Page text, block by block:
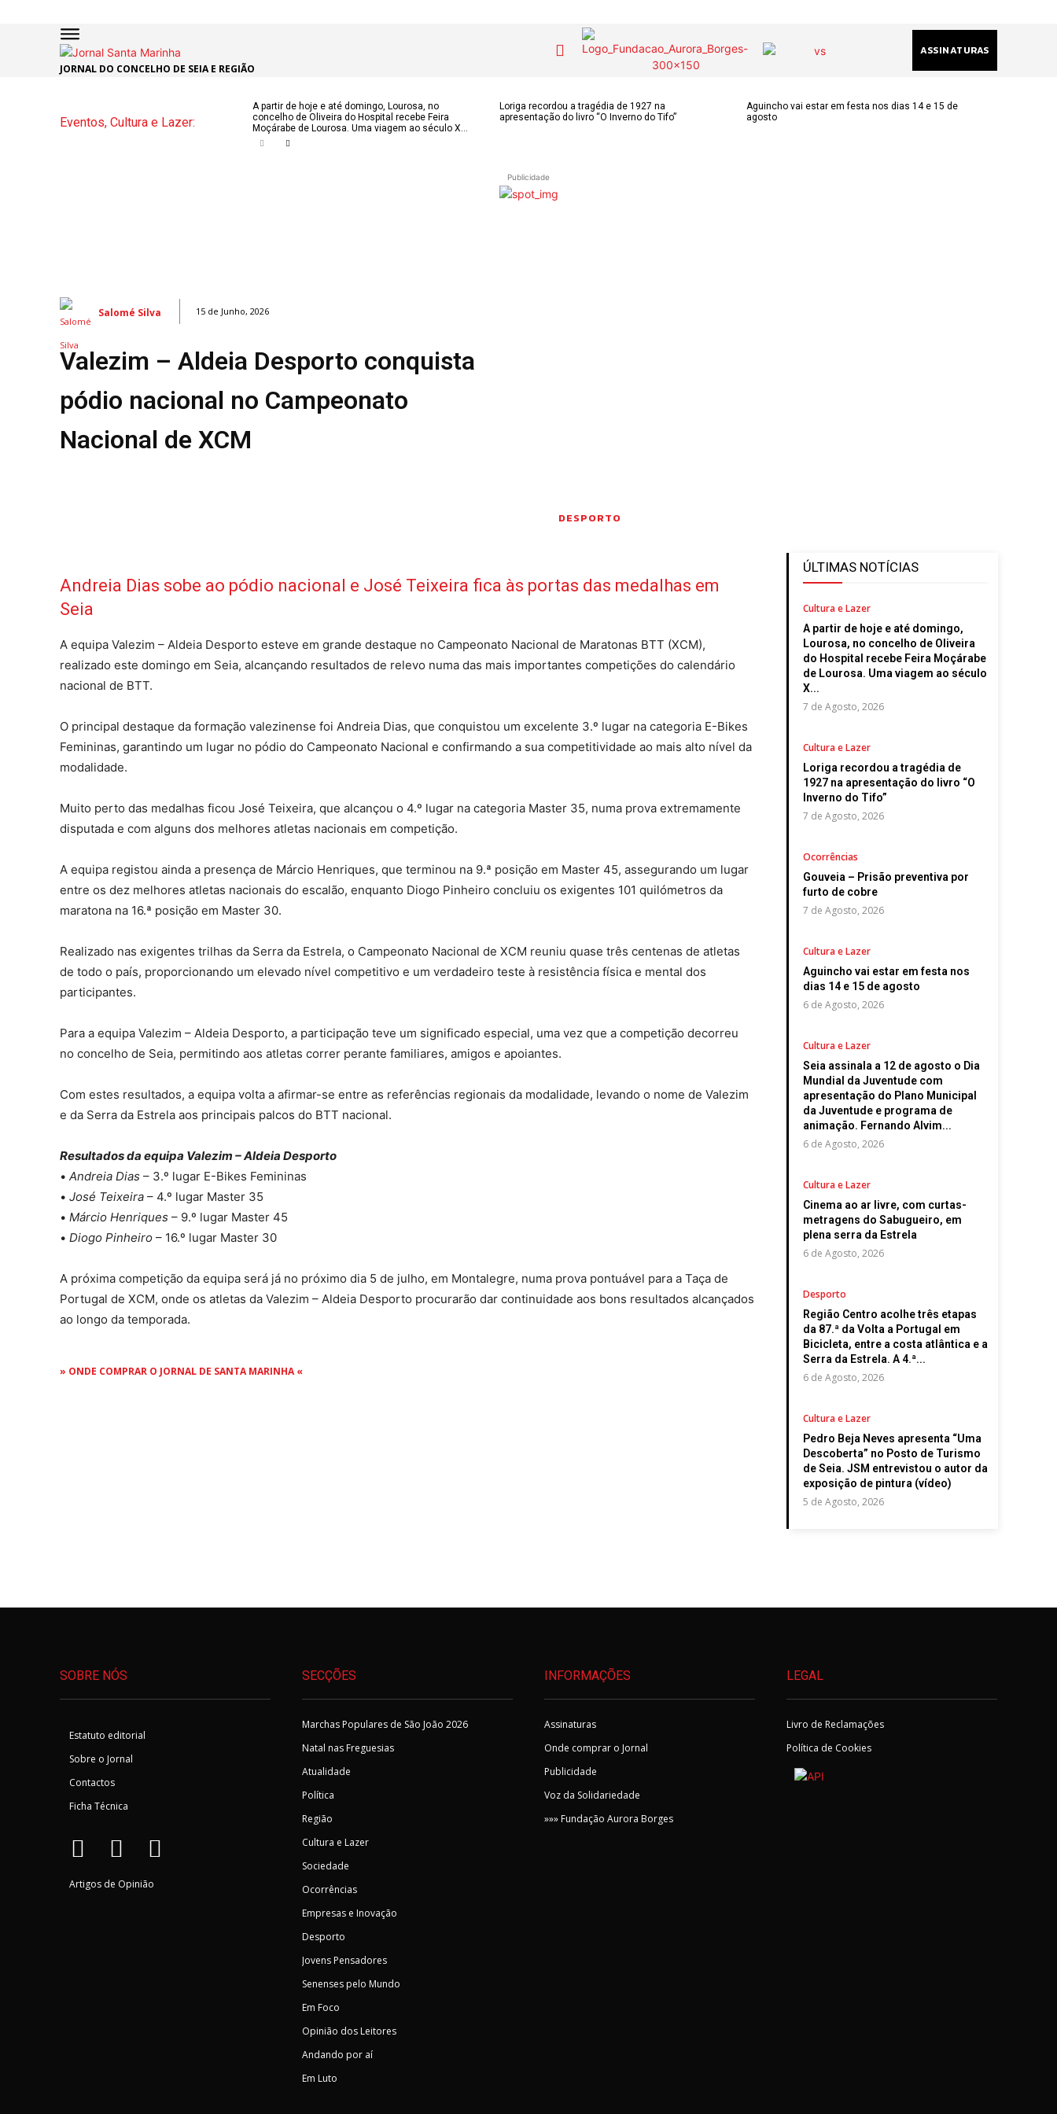
ÚLTIMAS
NOTÍCIAS
POLÍTICA
CULTURA E LAZER
OPINIÃO DOS LEITORES
EM LUTO
COLUNISTAS do
Assinaturas
Contactos
JORNAL DO CONCELHO DE SEIA E REGIÃO
ASSINATURAS
Eventos, Cultura e Lazer:
A partir de hoje e até domingo, Lourosa, no
concelho de Oliveira do Hospital recebe Feira
Moçárabe de Lourosa. Uma viagem ao século X...
Loriga recordou a tragédia de 1927 na
apresentação do livro “O Inverno do Tifo”
Aguincho vai estar em festa nos dias 14 e 15 de
agosto
Publicidade
Salomé Silva 15 de Junho, 2026
Valezim – Aldeia Desporto conquista
pódio nacional no Campeonato
Nacional de XCM
DESPORTO
Andreia Dias sobe ao pódio nacional e José Teixeira fica às portas das medalhas em
Seia
A equipa Valezim – Aldeia Desporto esteve em grande destaque no Campeonato Nacional de Maratonas BTT (XCM),
realizado este domingo em Seia, alcançando resultados de relevo numa das mais importantes competições do calendário
nacional de BTT.
O principal destaque da formação valezinense foi Andreia Dias, que conquistou um excelente 3.º lugar na categoria E-Bikes
Femininas, garantindo um lugar no pódio do Campeonato Nacional e confirmando a sua competitividade ao mais alto nível da
modalidade.
Muito perto das medalhas ficou José Teixeira, que alcançou o 4.º lugar na categoria Master 35, numa prova extremamente
disputada e com alguns dos melhores atletas nacionais em competição.
A equipa registou ainda a presença de Márcio Henriques, que terminou na 9.ª posição em Master 45, assegurando um lugar
entre os dez melhores atletas nacionais do escalão, enquanto Diogo Pinheiro concluiu os exigentes 101 quilómetros da
maratona na 16.ª posição em Master 30.
Realizado nas exigentes trilhas da Serra da Estrela, o Campeonato Nacional de XCM reuniu quase três centenas de atletas
de todo o país, proporcionando um elevado nível competitivo e um verdadeiro teste à resistência física e mental dos
participantes.
Para a equipa Valezim – Aldeia Desporto, a participação teve um significado especial, uma vez que a competição decorreu
no concelho de Seia, permitindo aos atletas correr perante familiares, amigos e apoiantes.
Com estes resultados, a equipa volta a afirmar-se entre as referências regionais da modalidade, levando o nome de Valezim
e da Serra da Estrela aos principais palcos do BTT nacional.
Resultados da equipa Valezim – Aldeia Desporto
• Andreia Dias – 3.º lugar E-Bikes Femininas
• José Teixeira – 4.º lugar Master 35
• Márcio Henriques – 9.º lugar Master 45
• Diogo Pinheiro – 16.º lugar Master 30
A próxima competição da equipa será já no próximo dia 5 de julho, em Montalegre, numa prova pontuável para a Taça de
Portugal de XCM, onde os atletas da Valezim – Aldeia Desporto procurarão dar continuidade aos bons resultados alcançados
ao longo da temporada.
» ONDE COMPRAR O JORNAL DE SANTA MARINHA «
ÚLTIMAS NOTÍCIAS
Cultura e Lazer
A partir de hoje e até domingo,
Lourosa, no concelho de Oliveira
do Hospital recebe Feira Moçárabe
de Lourosa. Uma viagem ao século
X...
7 de Agosto, 2026
Cultura e Lazer
Loriga recordou a tragédia de
1927 na apresentação do livro “O
Inverno do Tifo”
7 de Agosto, 2026
Ocorrências
Gouveia – Prisão preventiva por
furto de cobre
7 de Agosto, 2026
Cultura e Lazer
Aguincho vai estar em festa nos
dias 14 e 15 de agosto
6 de Agosto, 2026
Cultura e Lazer
Seia assinala a 12 de agosto o Dia
Mundial da Juventude com
apresentação do Plano Municipal
da Juventude e programa de
animação. Fernando Alvim...
6 de Agosto, 2026
Cultura e Lazer
Cinema ao ar livre, com curtas-
metragens do Sabugueiro, em
plena serra da Estrela
6 de Agosto, 2026
Desporto
Região Centro acolhe três etapas
da 87.ª da Volta a Portugal em
Bicicleta, entre a costa atlântica e a
Serra da Estrela. A 4.ª...
6 de Agosto, 2026
Cultura e Lazer
Pedro Beja Neves apresenta “Uma
Descoberta” no Posto de Turismo
de Seia. JSM entrevistou o autor da
exposição de pintura (vídeo)
5 de Agosto, 2026
SOBRE NÓS
Estatuto editorial
Sobre o Jornal
Contactos
Ficha Técnica
Artigos de Opinião
SECÇÕES
Marchas Populares de São João 2026
Natal nas Freguesias
Atualidade
Política
Região
Cultura e Lazer
Sociedade
Ocorrências
Empresas e Inovação
Desporto
Jovens Pensadores
Senenses pelo Mundo
Em Foco
Opinião dos Leitores
Andando por aí
Em Luto
INFORMAÇÕES
Assinaturas
Onde comprar o Jornal
Publicidade
Voz da Solidariedade
»»» Fundação Aurora Borges
LEGAL
Livro de Reclamações
Política de Cookies